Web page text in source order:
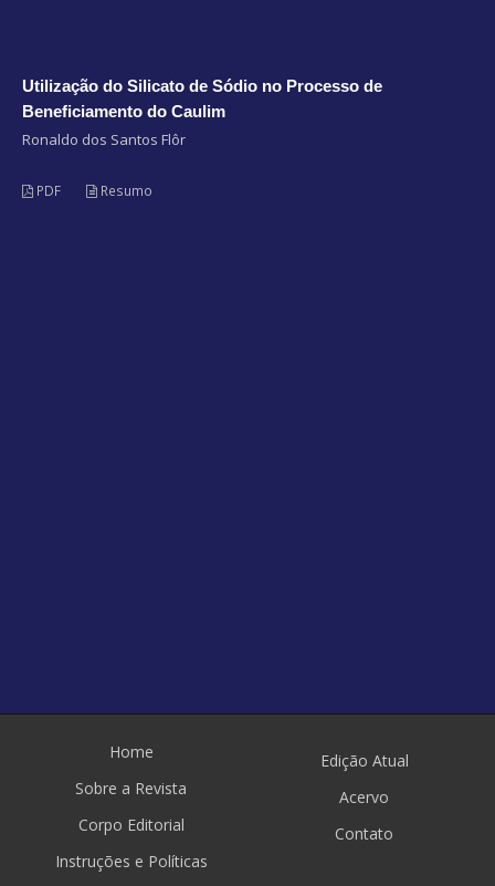
Utilização do Silicato de Sódio no Processo de
Beneficiamento do Caulim
Ronaldo dos Santos Flôr
PDF Resumo
Home
Sobre a Revista
Corpo Editorial
Instruções e Políticas
Edição Atual
Acervo
Contato